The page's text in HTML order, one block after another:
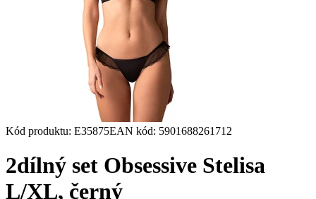
Kód produktu: E35875EAN kód: 5901688261712
2dílný set Obsessive Stelisa
L/XL, černý